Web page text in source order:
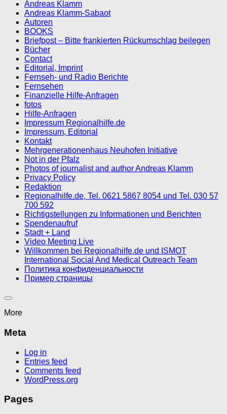
Andreas Klamm
Andreas Klamm-Sabaot
Autoren
BOOKS
Briefpost – Bitte frankierten Rückumschlag beilegen
Bücher
Contact
Editorial, Imprint
Fernseh- und Radio Berichte
Fernsehen
Finanzielle Hilfe-Anfragen
fotos
Hilfe-Anfragen
Impressum Regionalhilfe.de
Impressum, Editorial
Kontakt
Mehrgenerationenhaus Neuhofen Initiative
Not in der Pfalz
Photos of journalist and author Andreas Klamm
Privacy Policy
Redaktion
Regionalhilfe.de, Tel. 0621 5867 8054 und Tel. 030 57
700 592
Richtigstellungen zu Informationen und Berichten
Spendenaufruf
Stadt + Land
Video Meeting Live
Willkommen bei Regionalhilfe.de und ISMOT
International Social And Medical Outreach Team
Политика конфиденциальности
Пример страницы
More
Meta
Log in
Entries feed
Comments feed
WordPress.org
Pages